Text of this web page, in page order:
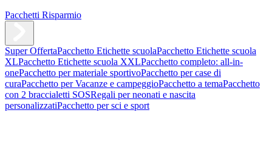
Pacchetti Risparmio
Super OffertaPacchetto Etichette scuolaPacchetto Etichette scuola
XLPacchetto Etichette scuola XXLPacchetto completo: all-in-
onePacchetto per materiale sportivoPacchetto per case di
curaPacchetto per Vacanze e campeggioPacchetto a temaPacchetto
con 2 braccialetti SOSRegali per neonati e nascita
personalizzatiPacchetto per sci e sport